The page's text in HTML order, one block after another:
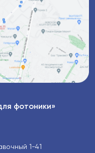
фотоники»
1-41